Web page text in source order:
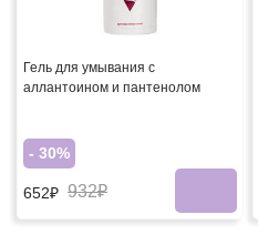
Гель для умывания с
аллантоином и пантенолом
- 30%
652₽ 932₽